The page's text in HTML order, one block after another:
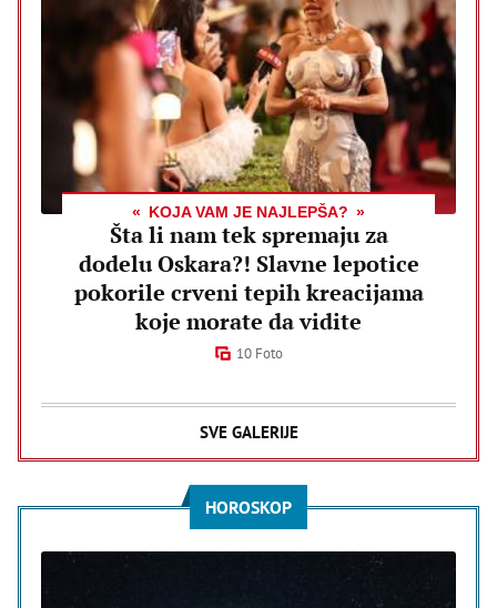
KOJA VAM JE NAJLEPŠA?
Šta li nam tek spremaju za
dodelu Oskara?! Slavne lepotice
pokorile crveni tepih kreacijama
koje morate da vidite
10 Foto
SVE GALERIJE
HOROSKOP